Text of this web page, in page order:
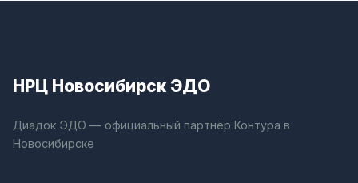
НРЦ Новосибирск ЭДО
Диадок ЭДО — официальный партнёр Контура в
Новосибирске